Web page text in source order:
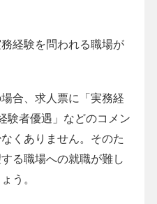
経験を問われる職場が
合、求人票に「実務経
験者優遇」などのコメン
くありません。そのた
る職場への就職が難し
う。